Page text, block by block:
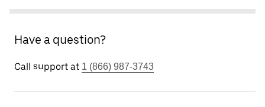
Have a question?
Call support at 1 (866) 987-3743